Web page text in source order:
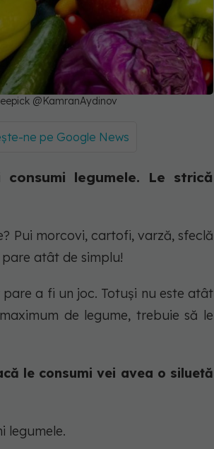
@KamranAydinov
ne pe Google News
legumele. Le strică
Pui morcovi, cartofi, varză, sfeclă
atât de simplu!
a fi un joc. Totuși nu este atât
de legume, trebuie să le
le consumi vei avea o siluetă
legumele.